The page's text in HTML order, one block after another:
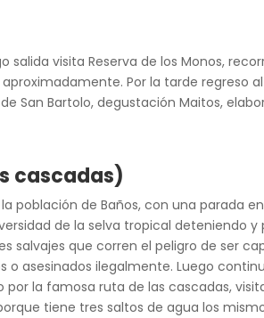
salida visita Reserva de los Monos,
Por la tarde regreso
San Bartolo, degustación Maitos,
cascadas)
población de Baños, con una parada
de la selva tropical deteniendo
salvajes que corren el peligro de ser
asesinados ilegalmente. Luego
la famosa ruta de las cascadas,
tiene tres saltos de agua los